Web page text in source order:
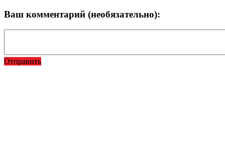
Ваш комментарий (необязательно):
Отправить